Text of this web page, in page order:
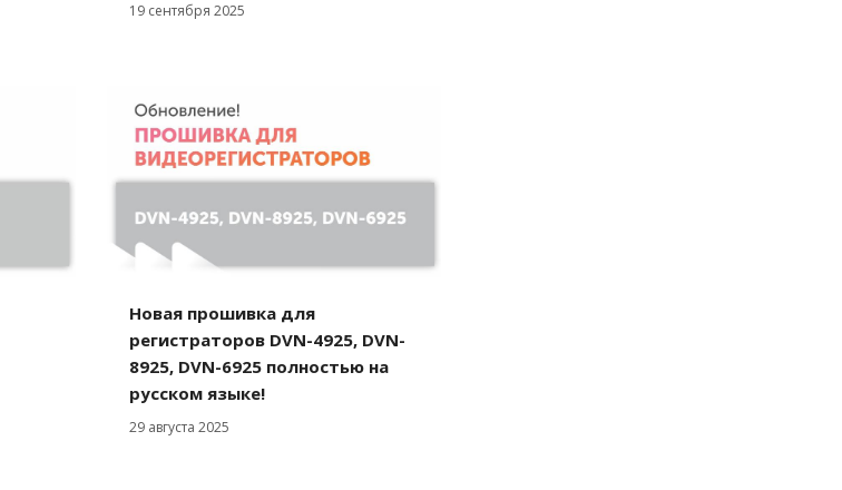
19 сентября 2025
Новая прошивка для
регистраторов DVN-4925, DVN-
8925, DVN-6925 полностью на
русском языке!
29 августа 2025